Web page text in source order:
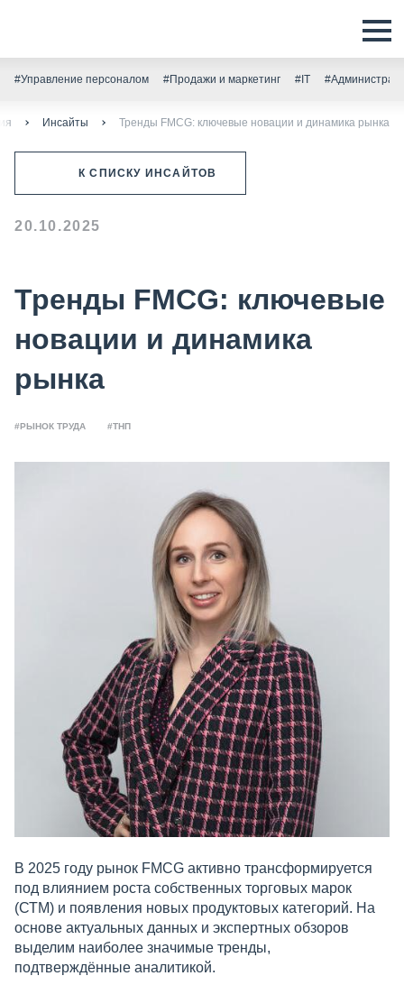
#Управление персоналом #Продажи и маркетинг #IT
Инсайты Тренды FMCG: ключевые новации и динамика рынка
К СПИСКУ ИНСАЙТОВ
20.10.2025
Тренды FMCG: ключевые
новации и динамика
рынка
#РЫНОК ТРУДА #ТНП
В 2025 году рынок FMCG активно трансформируется
под влиянием роста собственных торговых марок
(СТМ) и появления новых продуктовых категорий. На
основе актуальных данных и экспертных обзоров
выделим наиболее значимые тренды,
подтверждённые аналитикой.